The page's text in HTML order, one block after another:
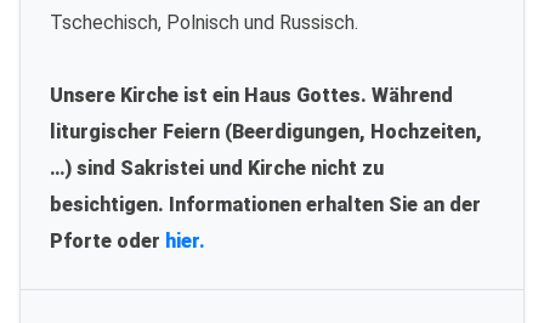
Tschechisch, Polnisch und Russisch.
Unsere Kirche ist ein Haus Gottes. Während
liturgischer Feiern (Beerdigungen, Hochzeiten,
…) sind Sakristei und Kirche nicht zu
besichtigen. Informationen erhalten Sie an der
Pforte oder hier.